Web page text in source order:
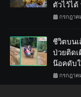
ตัวไว้ได้
กรกฎาค
ชีวิตบน
ป่วยติดเ
น๊อคดับ
กรกฎาค